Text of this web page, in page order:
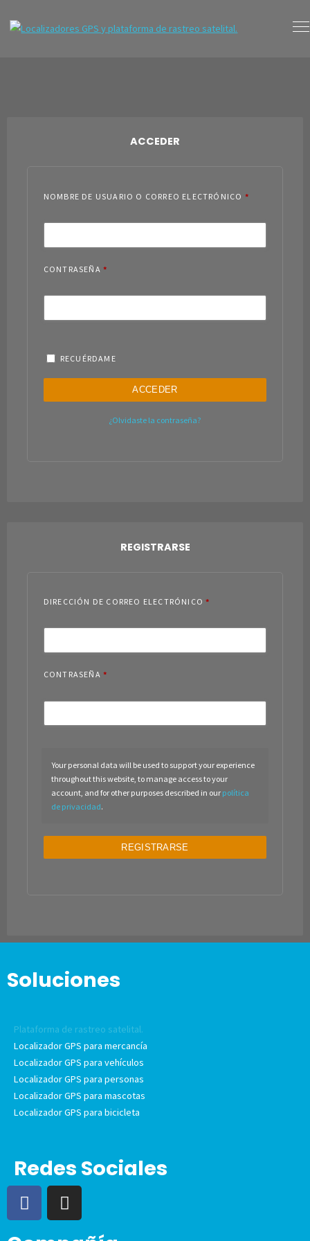
ACCEDER
NOMBRE DE USUARIO O CORREO ELECTRÓNICO *
CONTRASEÑA*
RECUÉRDAME
ACCEDER
¿Olvidaste la contraseña?
REGISTRARSE
DIRECCIÓN DE CORREO ELECTRÓNICO*
CONTRASEÑA*
Your personal data will be used to support your experience
throughout this website, to manage access to your
account, and for other purposes described in our política
de privacidad.
REGISTRARSE
Soluciones
Plataforma de rastreo satelital.
Localizador GPS para mercancía
Localizador GPS para vehículos
Localizador GPS para personas
Localizador GPS para mascotas
Localizador GPS para bicicleta
Redes Sociales